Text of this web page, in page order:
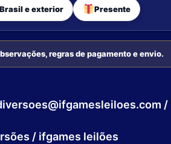
Brasil e exterior Presente
regras de pagamento e envio.
/ ifgames leilões